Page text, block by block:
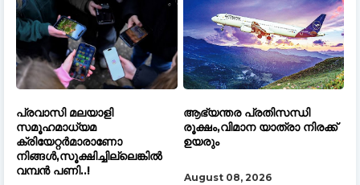
പ്രവാസി മലയാളി
സമൂഹമാധ്യമ
ക്രിയേറ്റർമാരാണോ
നിങ്ങൾ,സൂക്ഷിച്ചില്ലെങ്കിൽ
വമ്പൻ പണി..!
ആഭ്യന്തര പ്രതിസന്ധി
രൂക്ഷം,വിമാന യാത്രാ നിരക്ക്
ഉയരും
August 08, 2026